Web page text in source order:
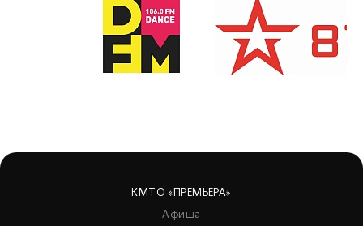
КМТО «ПРЕМЬЕРА»
Афиша